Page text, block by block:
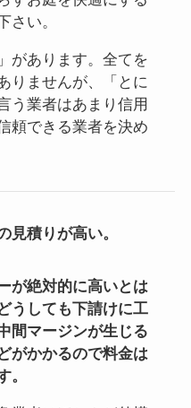
さい。
があります。全てを
りませんが、「とに
う業者はあまり信用
頼できる業者を決め
見積りが高い。
が絶対的に高いとは
うしても下請けに工
間マージンが生じる
がかかるので料金は
。